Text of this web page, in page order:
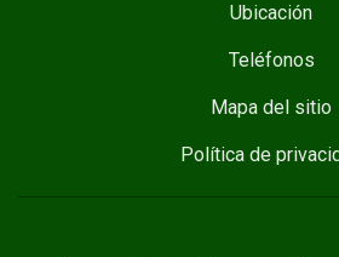
Ubicación
Teléfonos
Mapa del sitio
Política de